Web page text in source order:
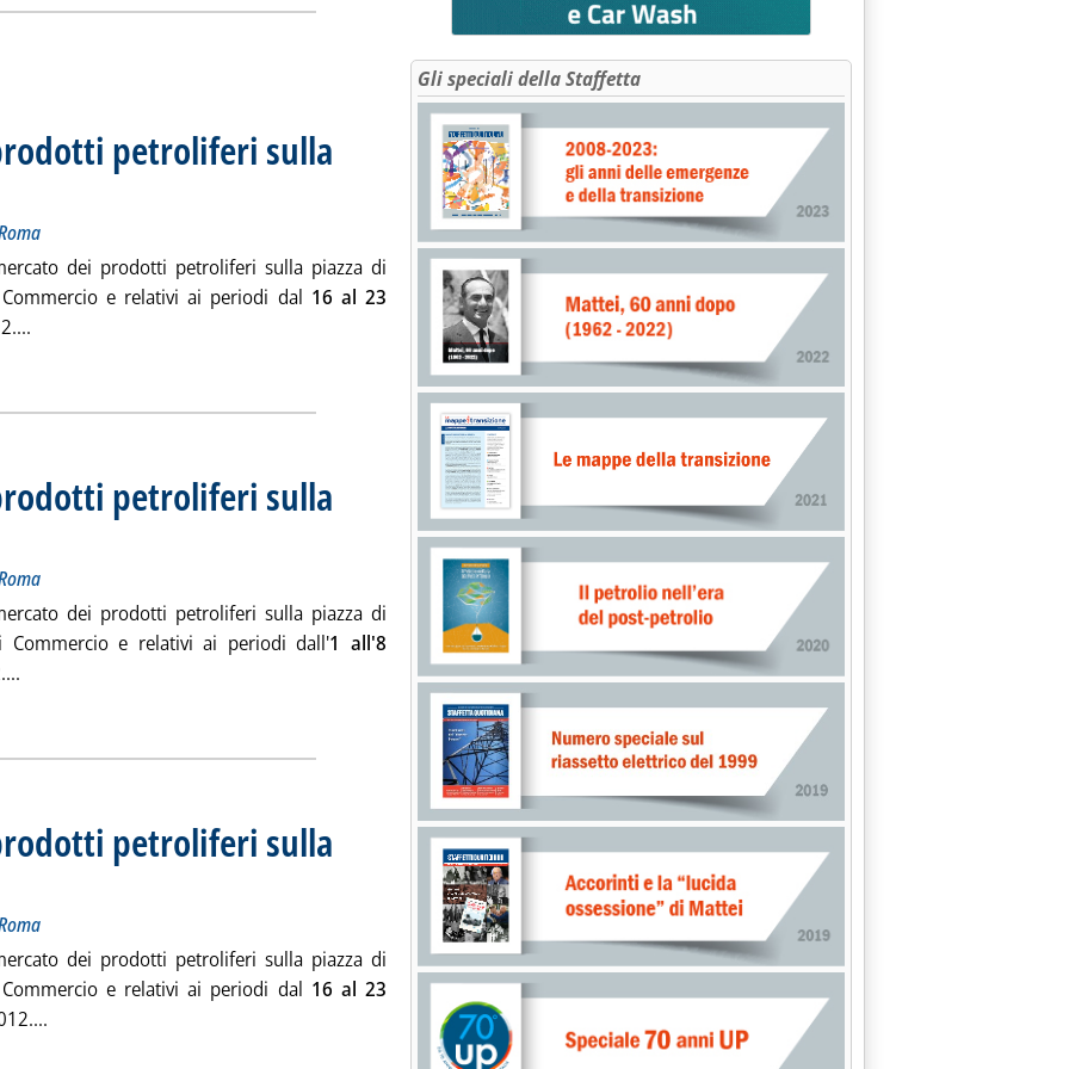
petroliferi sulla
della Camera di Commercio di Roma
16 gennaio 2013 alle 15.12.
dei prodotti petroliferi sulla piazza di
e relativi ai periodi dal 16 al 23
Leggi tutta la notizia: 'Listino dei prezzi dei prodotti petroliferi sulla piazza di Roma'
petroliferi sulla
della Camera di Commercio di Roma
02 gennaio 2013 alle 15.9.
dei prodotti petroliferi sulla piazza di
Commercio e relativi ai periodi dall'1 all'8
Leggi tutta la notizia: 'Listino dei prezzi dei prodotti petroliferi sulla piazza di Roma'
petroliferi sulla
della Camera di Commercio di Roma
02 gennaio 2013 alle 14.58.
dei prodotti petroliferi sulla piazza di
e relativi ai periodi dal 16 al 23
Leggi tutta la notizia: 'Listino dei prezzi dei prodotti petroliferi sulla piazza di Roma'
Gli speciali della Staffetta